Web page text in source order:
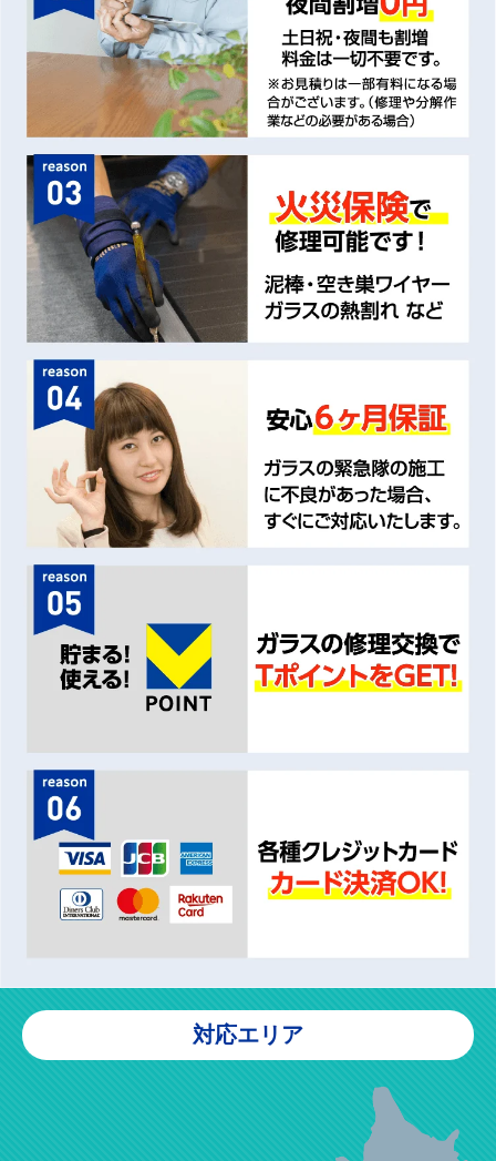
対応エリア